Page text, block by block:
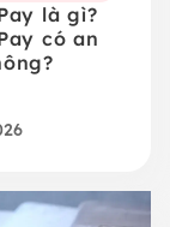
là gì?
có an